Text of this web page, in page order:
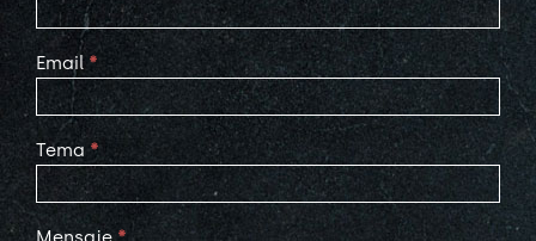
Email *
Tema *